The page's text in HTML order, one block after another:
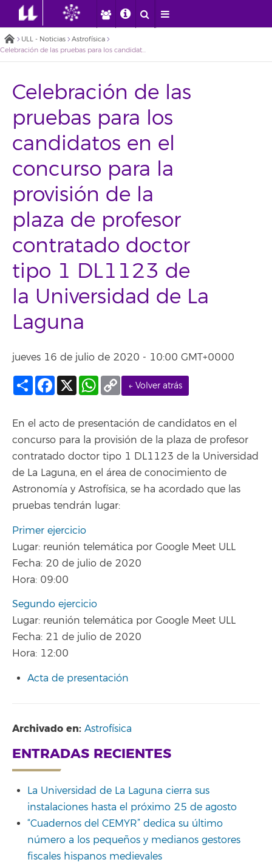
ULL - Noticias
Astrofísica
Celebración de las pruebas para los candidatos en el concurso para la provisión de la plaza de profesor contratado doctor tipo 1 DL1123 de la Universidad de La Laguna
Celebración de las
pruebas para los
candidatos en el
concurso para la
provisión de la
plaza de profesor
contratado doctor
tipo 1 DL1123 de
la Universidad de La
Laguna
jueves 16 de julio de 2020 - 10:00 GMT+0000
← Volver atrás
Compartir
Facebook
X WhatsApp
Copy
Link
En el acto de presentación de candidatos en el
concurso para la provisión de la plaza de profesor
contratado doctor tipo 1 DL1123 de la Universidad
de La Laguna, en el área de conocimiento de
Astronomía y Astrofísica, se ha acordado que las
pruebas tendrán lugar:
Primer ejercicio
Lugar: reunión telemática por Google Meet ULL
Fecha: 20 de julio de 2020
Hora: 09:00
Segundo ejercicio
Lugar: reunión telemática por Google Meet ULL
Fecha: 21 de julio de 2020
Hora: 12:00
Acta de presentación
Archivado en: Astrofísica
ENTRADAS RECIENTES
La Universidad de La Laguna cierra sus
instalaciones hasta el próximo 25 de agosto
“Cuadernos del CEMYR” dedica su último
número a los pequeños y medianos gestores
fiscales hispanos medievales